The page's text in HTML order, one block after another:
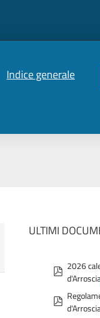
Indice generale
ULTIMI
p
f
2026
p